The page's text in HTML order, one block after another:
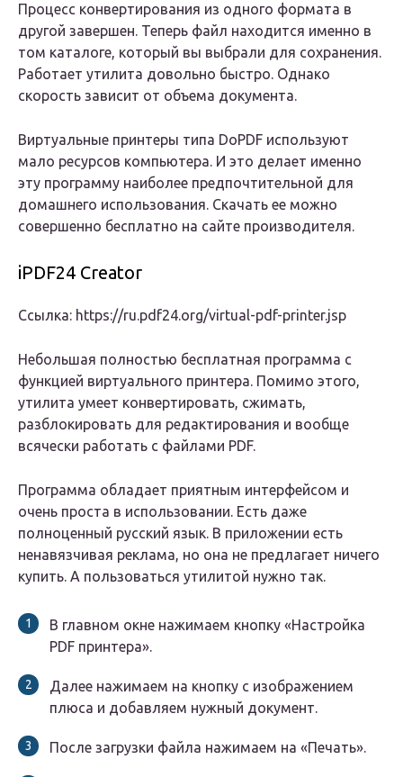
Процесс конвертирования из одного формата в
другой завершен. Теперь файл находится именно в
том каталоге, который вы выбрали для сохранения.
Работает утилита довольно быстро. Однако
скорость зависит от объема документа.
Виртуальные принтеры типа DoPDF используют
мало ресурсов компьютера. И это делает именно
эту программу наиболее предпочтительной для
домашнего использования. Скачать ее можно
совершенно бесплатно на сайте производителя.
iPDF24 Creator
Ссылка: https://ru.pdf24.org/virtual-pdf-printer.jsp
Небольшая полностью бесплатная программа с
функцией виртуального принтера. Помимо этого,
утилита умеет конвертировать, сжимать,
разблокировать для редактирования и вообще
всячески работать с файлами PDF.
Программа обладает приятным интерфейсом и
очень проста в использовании. Есть даже
полноценный русский язык. В приложении есть
ненавязчивая реклама, но она не предлагает ничего
купить. А пользоваться утилитой нужно так.
В главном окне нажимаем кнопку «Настройка
PDF принтера».
Далее нажимаем на кнопку с изображением
плюса и добавляем нужный документ.
После загрузки файла нажимаем на «Печать».